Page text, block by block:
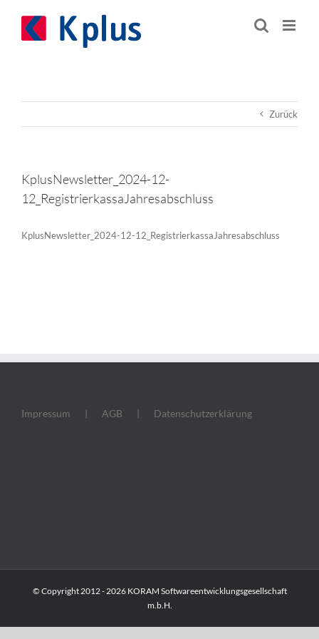
springen
Zurück
KplusNewsletter_2024-12-
12_RegistrierkassaJahresabschluss
KplusNewsletter_2024-12-12_RegistrierkassaJahresabschluss
Impressum AGB Datenschutzerklärung
© Copyright 2012 -2026 KORAM Softwareentwicklungsgesellschaft
m.b.H.